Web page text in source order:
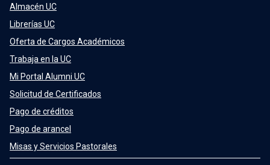
Almacén UC
Librerías UC
Oferta de Cargos Académicos
Trabaja en la UC
Mi Portal Alumni UC
Solicitud de Certificados
Pago de créditos
Pago de arancel
Misas y Servicios Pastorales